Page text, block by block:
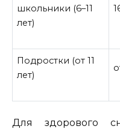
школьники (6–11
лет)
Подростки (от 11
лет)
Для здорового